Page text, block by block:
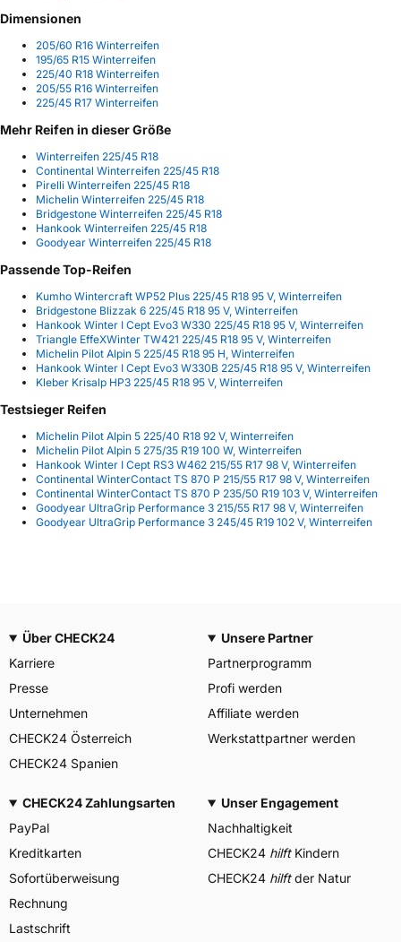
Dimensionen
205/60 R16 Winterreifen
195/65 R15 Winterreifen
225/40 R18 Winterreifen
205/55 R16 Winterreifen
225/45 R17 Winterreifen
Mehr Reifen in dieser Größe
Winterreifen 225/45 R18
Continental Winterreifen 225/45 R18
Pirelli Winterreifen 225/45 R18
Michelin Winterreifen 225/45 R18
Bridgestone Winterreifen 225/45 R18
Hankook Winterreifen 225/45 R18
Goodyear Winterreifen 225/45 R18
Passende Top-Reifen
Kumho Wintercraft WP52 Plus 225/45 R18 95 V, Winterreifen
Bridgestone Blizzak 6 225/45 R18 95 V, Winterreifen
Hankook Winter I Cept Evo3 W330 225/45 R18 95 V, Winterreifen
Triangle EffeXWinter TW421 225/45 R18 95 V, Winterreifen
Michelin Pilot Alpin 5 225/45 R18 95 H, Winterreifen
Hankook Winter I Cept Evo3 W330B 225/45 R18 95 V, Winterreifen
Kleber Krisalp HP3 225/45 R18 95 V, Winterreifen
Testsieger Reifen
Michelin Pilot Alpin 5 225/40 R18 92 V, Winterreifen
Michelin Pilot Alpin 5 275/35 R19 100 W, Winterreifen
Hankook Winter I Cept RS3 W462 215/55 R17 98 V, Winterreifen
Continental WinterContact TS 870 P 215/55 R17 98 V, Winterreifen
Continental WinterContact TS 870 P 235/50 R19 103 V, Winterreifen
Goodyear UltraGrip Performance 3 215/55 R17 98 V, Winterreifen
Goodyear UltraGrip Performance 3 245/45 R19 102 V, Winterreifen
Über CHECK24
Karriere
Presse
Unternehmen
CHECK24 Österreich
CHECK24 Spanien
Unsere Partner
Partnerprogramm
Profi werden
Affiliate werden
Werkstattpartner werden
CHECK24 Zahlungsarten
PayPal
Kreditkarten
Sofortüberweisung
Rechnung
Lastschrift
Unser Engagement
Nachhaltigkeit
CHECK24 hilftKindern
CHECK24 hilftder Natur